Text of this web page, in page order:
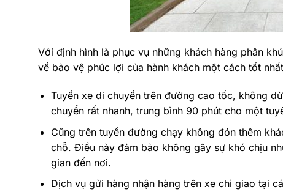
Với định hình là phục vụ những khách hàng phân
về bảo vệ phúc lợi của hành khách một cách tốt
Tuyến xe di chuyển trên đường cao tốc, không
chuyển rất nhanh, trung bình 90 phút cho một
Cũng trên tuyến đường chạy không đón thêm
chỗ. Điều này đảm bảo không gây sự khó chịu
gian đến nơi.
Dịch vụ gửi hàng nhận hàng trên xe chỉ giao tại